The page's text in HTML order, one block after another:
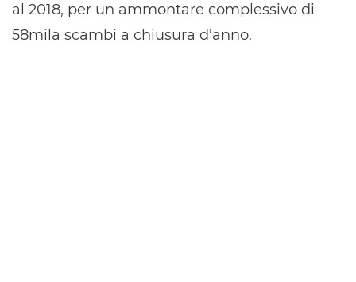
al 2018, per un ammontare complessivo di
58mila scambi a chiusura d’anno.